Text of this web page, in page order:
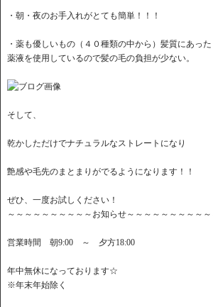
・朝・夜のお手入れがとても簡単！！！
・薬も優しいもの（４０種類の中から）髪質にあった
薬液を使用しているので髪の毛の負担が少ない。
そして、
乾かしただけでナチュラルなストレートになり
艶感や毛先のまとまりがでるようになります！！
ぜひ、一度お試しください！
～～～～～～～～～～お知らせ～～～～～～～～～～
営業時間 朝9:00 ～ 夕方18:00
年中無休になっております☆
※年末年始除く